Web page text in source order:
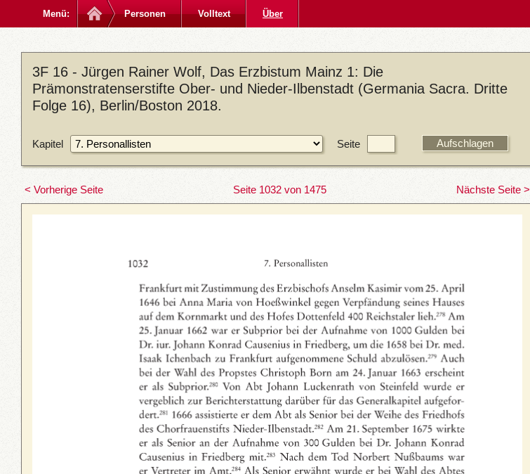
Menü: Personen Volltext Über
3F 16 - Jürgen Rainer Wolf, Das Erzbistum Mainz 1: Die
Prämonstratenserstifte Ober- und Nieder-Ilbenstadt (Germania Sacra. Dritte
Folge 16), Berlin/Boston 2018.
Kapitel Seite
< Vorherige Seite Seite 1032 von 1475 Nächste Seite >